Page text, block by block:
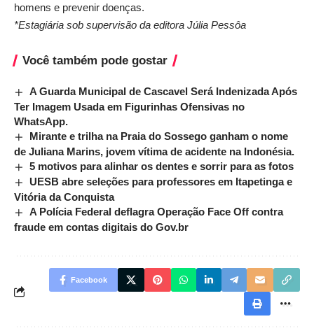
homens e prevenir doenças.
*Estagiária sob supervisão da editora Júlia Pessôa
Você também pode gostar
A Guarda Municipal de Cascavel Será Indenizada Após
Ter Imagem Usada em Figurinhas Ofensivas no
WhatsApp.
Mirante e trilha na Praia do Sossego ganham o nome
de Juliana Marins, jovem vítima de acidente na Indonésia.
5 motivos para alinhar os dentes e sorrir para as fotos
UESB abre seleções para professores em Itapetinga e
Vitória da Conquista
A Polícia Federal deflagra Operação Face Off contra
fraude em contas digitais do Gov.br
Facebook